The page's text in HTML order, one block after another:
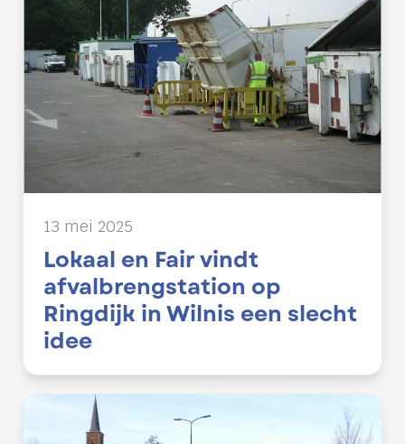
13 mei 2025
Lokaal en Fair vindt
afvalbrengstation op
Ringdijk in Wilnis een slecht
idee